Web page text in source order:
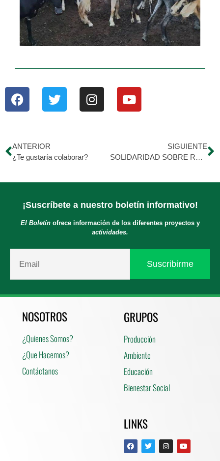
ANTERIOR
¿Te gustaría colaborar?
SIGUIENTE
SOLIDARIDAD SOBRE RUEDAS
¡Suscríbete a nuestro boletín informativo!
El Boletínofrece información de los diferentes proyectos y
actividades.
NOSOTROS
¿Quienes Somos?
¿Que Hacemos?
Contáctanos
GRUPOS
Producción
Ambiente
Educación
Bienestar Social
LINKS